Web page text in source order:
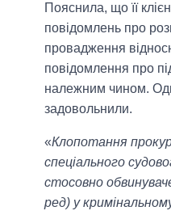
Пояснила, що її
повідомлень про
провадження
повідомлення про
належним чином.
задовольнили.
«Клопотання
спеціального
стосовно
ред) у